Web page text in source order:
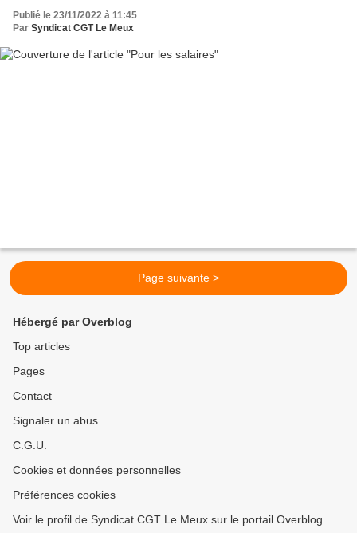
Publié le 23/11/2022 à 11:45
Par Syndicat CGT Le Meux
Page suivante >
Hébergé par Overblog
Top articles
Pages
Contact
Signaler un abus
C.G.U.
Cookies et données personnelles
Préférences cookies
Voir le profil de Syndicat CGT Le Meux sur le portail Overblog